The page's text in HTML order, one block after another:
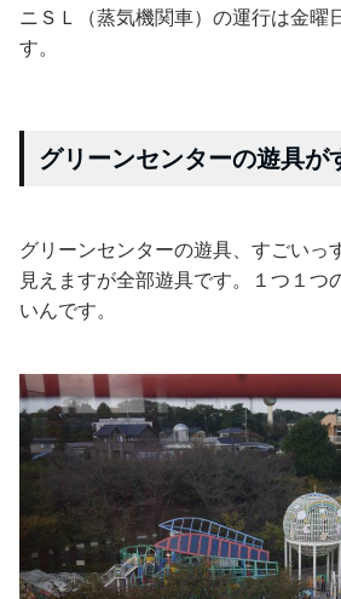
ニＳＬ（蒸気機関車）の運行は金曜
す。
グリーンセンターの遊具が
グリーンセンターの遊具、すごいっ
見えますが全部遊具です。１つ１つ
いんです。